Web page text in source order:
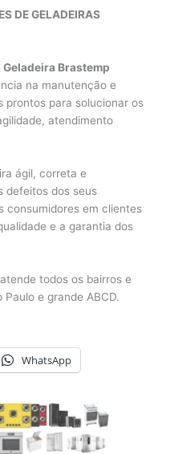
DE GELADEIRAS
Brastemp
na manutenção e
prontos para solucionar os
atendimento
ágil, correta e
defeitos dos seus
consumidores em clientes
e a garantia dos
atende todos os bairros e
e grande ABCD.
WhatsApp